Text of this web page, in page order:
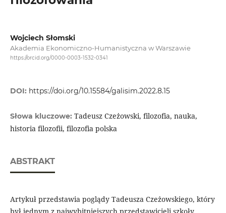
Wojciech Słomski
Akademia Ekonomiczno-Humanistyczna w Warszawie
https://orcid.org/0000-0003-1532-0341
DOI: https://doi.org/10.15584/galisim.2022.8.15
Słowa kluczowe: Tadeusz Czeżowski, filozofia, nauka,
historia filozofii, filozofia polska
ABSTRAKT
Artykuł przedstawia poglądy Tadeusza Czeżowskiego, który